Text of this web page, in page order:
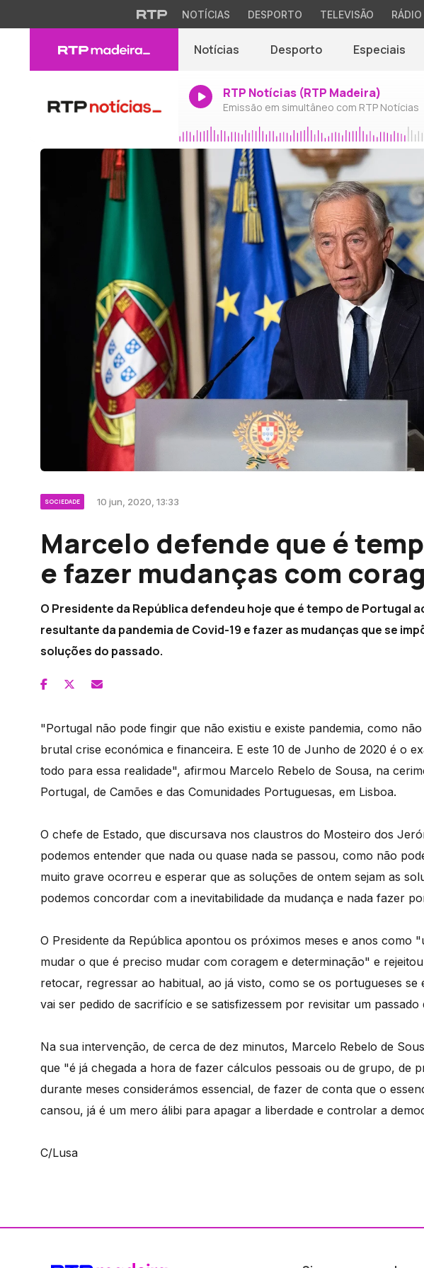
NOTÍCIAS DESPORTO TELEVISÃO RÁDIO
Notícias Desporto Especiais
RTP Notícias (RTP Madeira)
Emissão em simultâneo com RTP Notícias
SOCIEDADE 10 jun, 2020, 13:33
Marcelo defende que é
e fazer mudanças com
O Presidente da República defendeu hoje que é tempo de Portugal
resultante da pandemia de Covid-19 e fazer as mudanças que se
soluções do passado.
"Portugal não pode fingir que não existiu e existe pandemia, como
brutal crise económica e financeira. E este 10 de Junho de 2020 é o
todo para essa realidade", afirmou Marcelo Rebelo de Sousa, na
Portugal, de Camões e das Comunidades Portuguesas, em Lisboa.
O chefe de Estado, que discursava nos claustros do Mosteiro dos
podemos entender que nada ou quase nada se passou, como não
muito grave ocorreu e esperar que as soluções de ontem sejam as
podemos concordar com a inevitabilidade da mudança e nada fazer
O Presidente da República apontou os próximos meses e anos como
mudar o que é preciso mudar com coragem e determinação" e
retocar, regressar ao habitual, ao já visto, como se os portugueses se
vai ser pedido de sacrifício e se satisfizessem por revisitar um
Na sua intervenção, de cerca de dez minutos, Marcelo Rebelo de
que "é já chegada a hora de fazer cálculos pessoais ou de grupo, de
durante meses considerámos essencial, de fazer de conta que o
cansou, já é um mero álibi para apagar a liberdade e controlar a
C/Lusa